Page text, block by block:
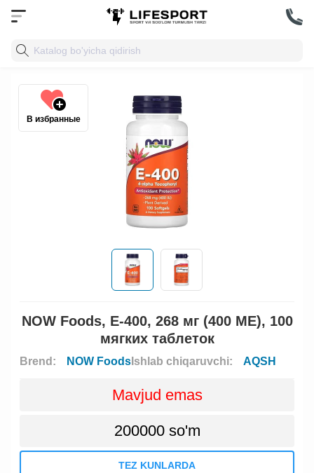
В избранные
NOW Foods, E-400, 268 мг (400 МЕ), 100
мягких таблеток
Brend: NOW Foods Ishlab chiqaruvchi: AQSH
Mavjud emas
200000 so'm
TEZ KUNLARDA